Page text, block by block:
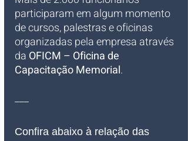
participaram em algum momento
de cursos, palestras e oficinas
organizadas pela empresa através
da OFICM – Oficina de
Capacitação Memorial.
___
Confira abaixo à relação das